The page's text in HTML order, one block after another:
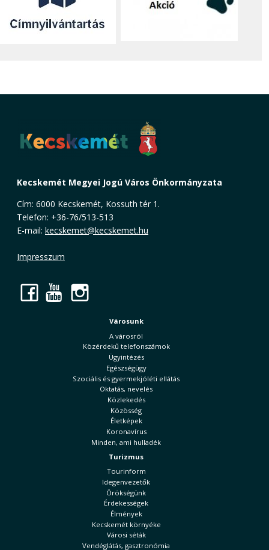
Kecskemét Megyei Jogú Város Önkormányzata
Cím: 6000 Kecskemét, Kossuth tér 1.
Telefon: +36-76/513-513
E-mail: kecskemet@kecskemet.hu
Impresszum
Facebook
YouTube
Városunk
A városról
Közérdekű telefonszámok
Ügyintézés
Egészségügy
Szociális és gyermekjóléti ellátás
Oktatás, nevelés
Közlekedés
Közösség
Életképek
Koronavírus
Minden, ami hulladék
Turizmus
Tourinform
Idegenvezetők
Örökségünk
Érdekességek
Élmények
Kecskemét környéke
Városi séták
Vendéglátás, gasztronómia